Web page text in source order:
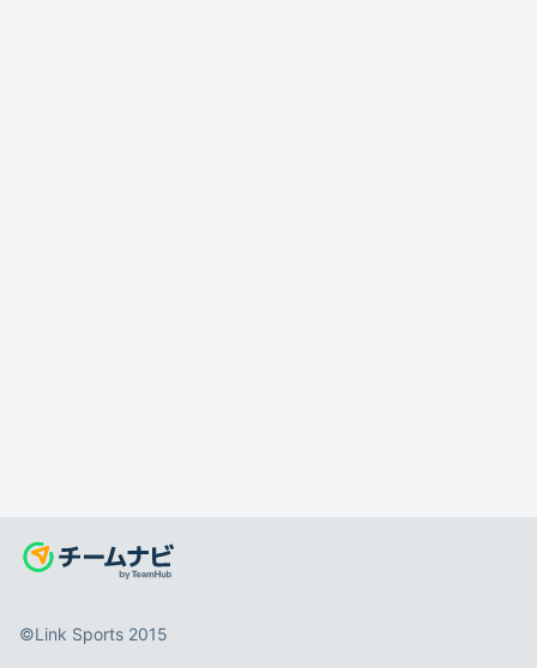
©️Link Sports 2015